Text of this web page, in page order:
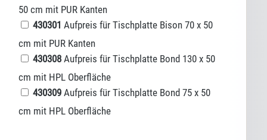
50 cm mit PUR Kanten
430301 Aufpreis für Tischplatte Bison 70 x 50
cm mit PUR Kanten
430308Aufpreis für Tischplatte Bond 130 x 50
cm mit HPL Oberfläche
430309Aufpreis für Tischplatte Bond 75 x 50
cm mit HPL Oberfläche